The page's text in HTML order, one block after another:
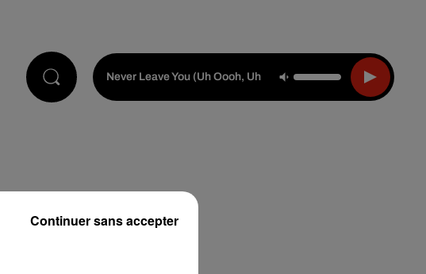
Never Leave You (uh Oooh, Uh Oooh) - Lumidee Feat.
Continuer sans accepter